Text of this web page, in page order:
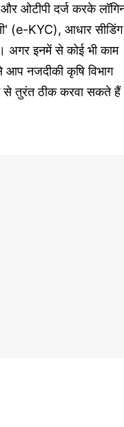
ओटीपी दर्ज करके
(e-KYC), आधार सीडिंग
अगर इनमें से कोई भी काम
नजदीकी कृषि विभाग
से तुरंत ठीक करवा सकते